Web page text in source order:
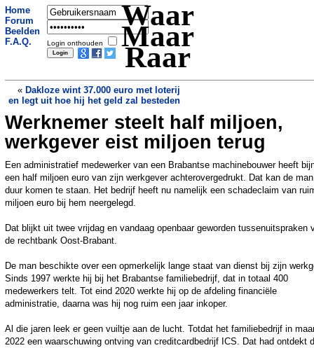
Home
Forum
Beelden
F.A.Q.
Login onthouden
Waar
Maar
Raar
« Dakloze wint 37.000 euro met loterij
en legt uit hoe hij het geld zal besteden
Olifantje aangereden in Maleisië, kudde
valt auto aan»
Werknemer steelt half miljoen,
werkgever eist miljoen terug
Een administratief medewerker van een Brabantse machinebouwer heeft
een half miljoen euro van zijn werkgever achterovergedrukt. Dat kan de man
duur komen te staan. Het bedrijf heeft nu namelijk een schadeclaim van
miljoen euro bij hem neergelegd.
Dat blijkt uit twee vrijdag en vandaag openbaar geworden tussenuitspraken
de rechtbank Oost-Brabant.
De man beschikte over een opmerkelijk lange staat van dienst bij zijn
Sinds 1997 werkte hij bij het Brabantse familiebedrijf, dat in totaal 400
medewerkers telt. Tot eind 2020 werkte hij op de afdeling financiële
administratie, daarna was hij nog ruim een jaar inkoper.
Al die jaren leek er geen vuiltje aan de lucht. Totdat het familiebedrijf in
2022 een waarschuwing ontving van creditcardbedrijf ICS. Dat had ontdekt